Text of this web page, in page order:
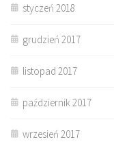
styczeń 2018
grudzień 2017
listopad 2017
październik 2017
wrzesień 2017